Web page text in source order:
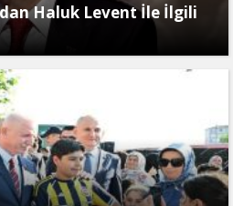
Haluk Levent İle İlgili